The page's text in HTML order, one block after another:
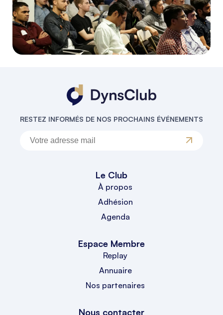
RESTEZ INFORMÉS DE NOS PROCHAINS ÉVÉNEMENTS
Le Club
À propos
Adhésion
Agenda
Espace Membre
Replay
Annuaire
Nos partenaires
Nous contacter